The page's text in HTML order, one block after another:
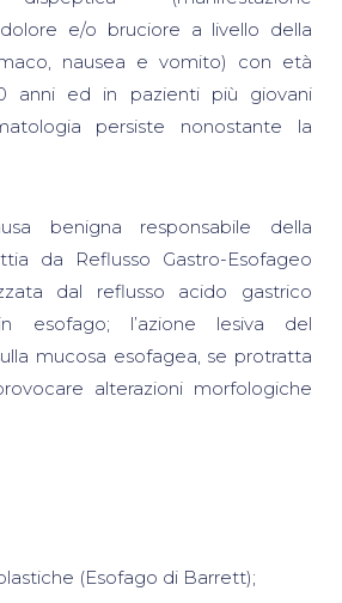
e/o bruciore a livello della
nausea e vomito) con età
anni ed in pazienti più giovani
persiste nonostante la
benigna responsabile della
da Reflusso Gastro-Esofageo
dal reflusso acido gastrico
esofago; l’azione lesiva del
mucosa esofagea, se protratta
alterazioni morfologiche
(Esofago di Barrett);